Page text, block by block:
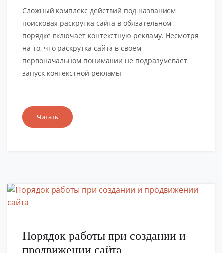
Сложный комплекс действий под названием
поисковая раскрутка сайта в обязательном
порядке включает контекстную рекламу. Несмотря
на то, что раскрутка сайта в своем
первоначальном понимании не подразумевает
запуск контекстной рекламы
Читать
Порядок работы при создании и
продвижении сайта